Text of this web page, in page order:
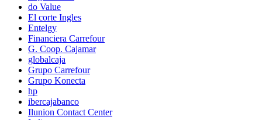
do Value
El corte Ingles
Entelgy
Financiera Carrefour
G. Coop. Cajamar
globalcaja
Grupo Carrefour
Grupo Konecta
hp
ibercajabanco
Ilunion Contact Center